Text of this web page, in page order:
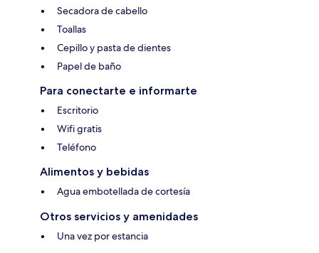
Secadora de cabello
Toallas
Cepillo y pasta de dientes
Papel de baño
Para conectarte e informarte
Escritorio
Wifi gratis
Teléfono
Alimentos y bebidas
Agua embotellada de cortesía
Otros servicios y amenidades
Una vez por estancia